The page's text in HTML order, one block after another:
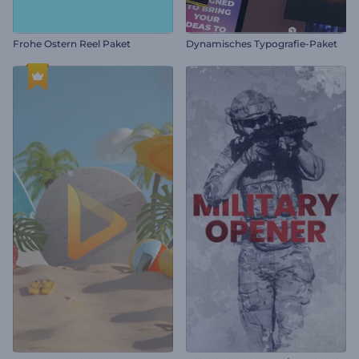
Frohe Ostern Reel Paket Dynamisches Typografie-Paket